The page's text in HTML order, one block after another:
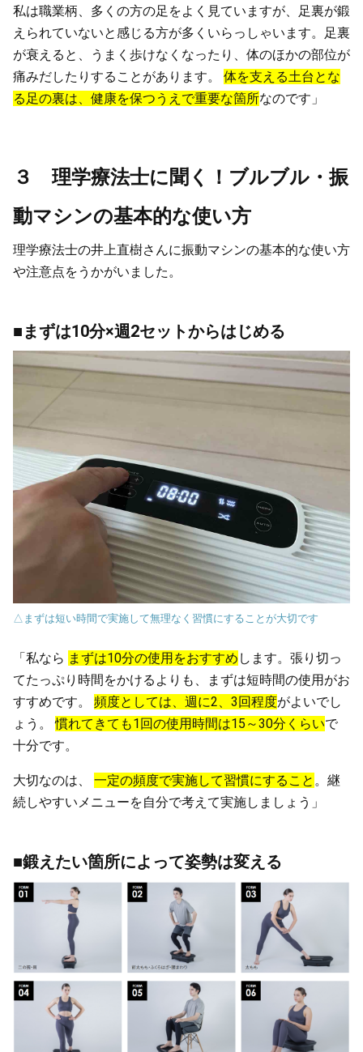
私は職業柄、多くの方の足をよく見ていますが、足裏が鍛
えられていないと感じる方が多くいらっしゃいます。足裏
が衰えると、うまく歩けなくなったり、体のほかの部位が
痛みだしたりすることがあります。 体を支える土台とな
る足の裏は、健康を保つうえで重要な箇所なのです」
３ 理学療法士に聞く！ブルブル・振
動マシンの基本的な使い方
理学療法士の井上直樹さんに振動マシンの基本的な使い方
や注意点をうかがいました。
■まずは10分×週2セットからはじめる
△まずは短い時間で実施して無理なく習慣にすることが大切です
「私なら まずは10分の使用をおすすめ します。張り切っ
てたっぷり時間をかけるよりも、まずは短時間の使用がお
すすめです。 頻度としては、週に2、3回程度がよいでし
ょう。慣れてきても1回の使用時間は15～30分くらいで
十分です。
大切なのは、 一定の頻度で実施して習慣にすること 。継
続しやすいメニューを自分で考えて実施しましょう」
■鍛えたい箇所によって姿勢は変える